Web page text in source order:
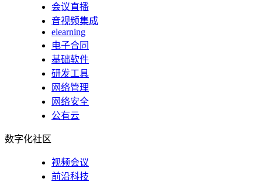
会议直播
音视频集成
elearning
电子合同
基础软件
研发工具
网络管理
网络安全
公有云
数字化社区
视频会议
前沿科技